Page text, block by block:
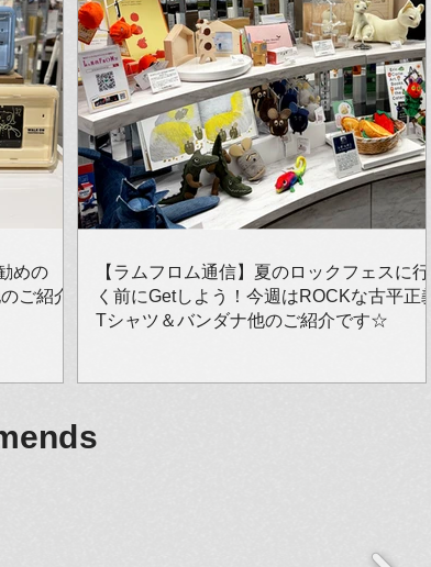
めの
ご紹介
【ラムフロム通信】夏のロックフェスに行
く前にGetしよう！今週はROCKな古平正義
Tシャツ＆バンダナ他のご紹介です☆